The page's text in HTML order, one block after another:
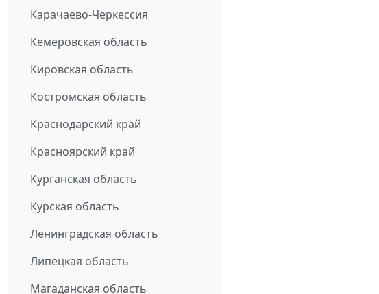
Карачаево-Черкессия
Кемеровская область
Кировская область
Костромская область
Краснодарский край
Красноярский край
Курганская область
Курская область
Ленинградская область
Липецкая область
Магаданская область